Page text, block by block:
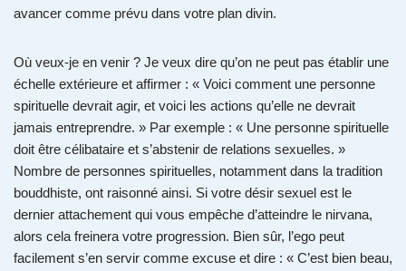
avancer comme prévu dans votre plan divin.
Où veux-je en venir ? Je veux dire qu’on ne peut pas établir une
échelle extérieure et affirmer : « Voici comment une personne
spirituelle devrait agir, et voici les actions qu’elle ne devrait
jamais entreprendre. » Par exemple : « Une personne spirituelle
doit être célibataire et s’abstenir de relations sexuelles. »
Nombre de personnes spirituelles, notamment dans la tradition
bouddhiste, ont raisonné ainsi. Si votre désir sexuel est le
dernier attachement qui vous empêche d’atteindre le nirvana,
alors cela freinera votre progression. Bien sûr, l’ego peut
facilement s’en servir comme excuse et dire : « C’est bien beau,